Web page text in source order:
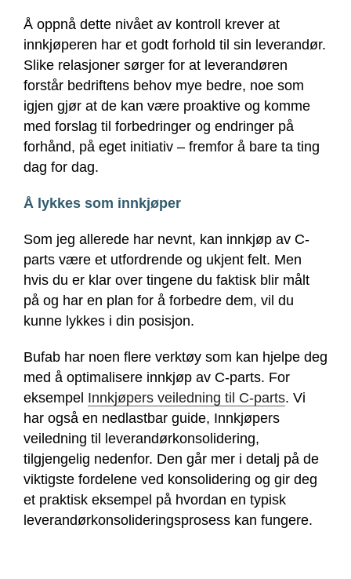
Å oppnå dette nivået av kontroll krever at
innkjøperen har et godt forhold til sin leverandør.
Slike relasjoner sørger for at leverandøren
forstår bedriftens behov mye bedre, noe som
igjen gjør at de kan være proaktive og komme
med forslag til forbedringer og endringer på
forhånd, på eget initiativ – fremfor å bare ta ting
dag for dag.
Å lykkes som innkjøper
Som jeg allerede har nevnt, kan innkjøp av C-
parts være et utfordrende og ukjent felt. Men
hvis du er klar over tingene du faktisk blir målt
på og har en plan for å forbedre dem, vil du
kunne lykkes i din posisjon.
Bufab har noen flere verktøy som kan hjelpe deg
med å optimalisere innkjøp av C-parts. For
eksempel Innkjøpers veiledning til C-parts. Vi
har også en nedlastbar guide, Innkjøpers
veiledning til leverandørkonsolidering,
tilgjengelig nedenfor. Den går mer i detalj på de
viktigste fordelene ved konsolidering og gir deg
et praktisk eksempel på hvordan en typisk
leverandørkonsolideringsprosess kan fungere.